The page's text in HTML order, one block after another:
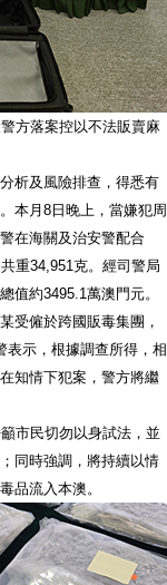
方落案控以不法販賣麻
析及風險排查，得悉有
本月8日晚上，當嫌犯周
在海關及治安警配合
重34,951克。經司警局
值約3495.1萬澳門元。
受僱於跨國販毒集團，
表示，根據調查所得，相
知情下犯案，警方將繼
市民切勿以身試法，並
同時強調，將持續以情
品流入本澳。